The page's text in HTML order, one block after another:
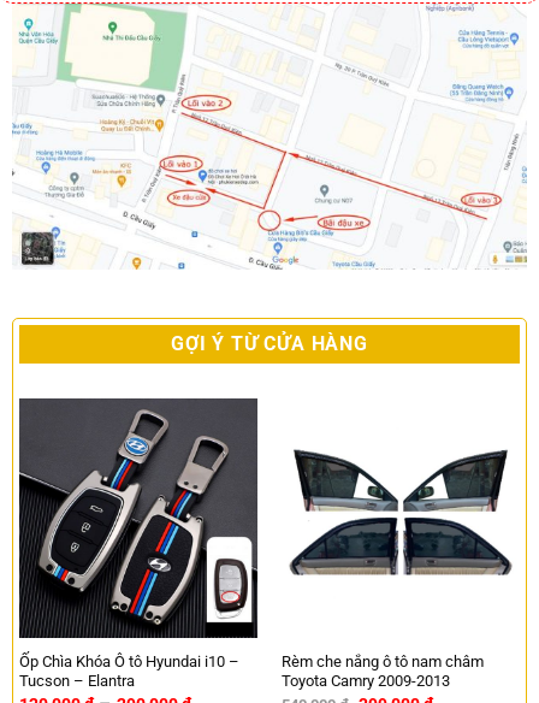
GỢI Ý TỪ CỬA HÀNG
Ốp Chìa Khóa Ô tô Hyundai i10 –
Tucson – Elantra
Rèm che nắng ô tô nam châm
Toyota Camry 2009-2013